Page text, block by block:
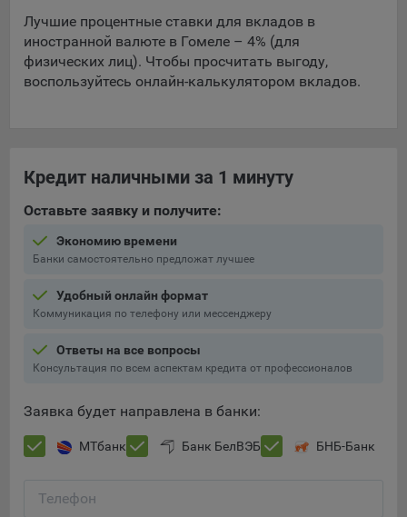
Аналитические файлы cookie показывают, какие страницы
сайта Общества посещаются чаще всего, помогают
выявлять трудности, возникающие при использовании
сайта, а также позволяют оценить эффективность
9.5. Файлы cookie, применяемые для определения целевой
аудитории и в рекламных целях, например Яндекс.Метрика,
Технические/Функциональные, хранятся не более года;
Необходимые для функционирования веб-аналитических
платформ «Google Analytics», «Яндекс.Метрика»
передаются третьим лицам, часть из которых хранятся во
время пользования сайтом;
Остальные - не более года.
Отключение аналитических файлов cookie не позволяет
определять предпочтения пользователей сайта, в том числе
меры по совершенствованию работы сайта исходя из
Лучшие процентные ставки для вкладов в
иностранной валюте в Гомеле – 4% (для
физических лиц). Чтобы просчитать выгоду,
воспользуйтесь онлайн-калькулятором вкладов.
Кредит наличными за 1 минуту
Оставьте заявку и получите:
Экономию времени
Банки самостоятельно предложат лучшее
Удобный онлайн формат
Коммуникация по телефону или мессенджеру
Ответы на все вопросы
Консультация по всем аспектам кредита от профессионалов
Заявка будет направлена в банки:
МТбанк Банк БелВЭБ БНБ-Банк
Телефон